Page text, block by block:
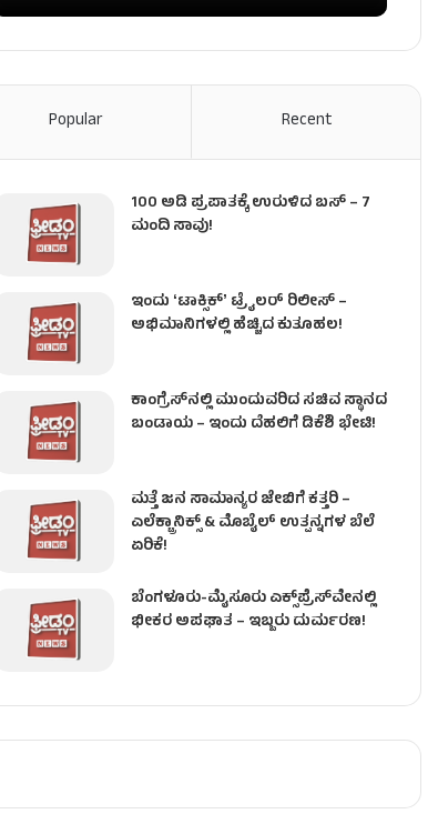
Popular Recent
100 ಅಡಿ ಪ್ರಪಾತಕ್ಕೆ ಉರುಳಿದ ಬಸ್‌ – 7
ಮಂದಿ ಸಾವು!
ಇಂದು ʻಟಾಕ್ಸಿಕ್ʼ ಟ್ರೈಲರ್ ರಿಲೀಸ್‌ –
ಅಭಿಮಾನಿಗಳಲ್ಲಿ ಹೆಚ್ಚಿದ ಕುತೂಹಲ!
ಕಾಂಗ್ರೆಸ್​ನಲ್ಲಿ ಮುಂದುವರಿದ ಸಚಿವ ಸ್ಥಾನದ
ಬಂಡಾಯ – ಇಂದು ದೆಹಲಿಗೆ ಡಿಕೆಶಿ ಭೇಟಿ!
ಮತ್ತೆ ಜನ ಸಾಮಾನ್ಯರ ಜೇಬಿಗೆ ಕತ್ತರಿ –
ಎಲೆಕ್ಟ್ರಾನಿಕ್ಸ್ & ಮೊಬೈಲ್ ಉತ್ಪನ್ನಗಳ ಬೆಲೆ
ಏರಿಕೆ!
ಬೆಂಗಳೂರು-ಮೈಸೂರು ಎಕ್ಸ್‌ಪ್ರೆಸ್‌ವೇನಲ್ಲಿ
ಭೀಕರ ಅಪಘಾತ – ಇಬ್ಬರು ದುರ್ಮರಣ!